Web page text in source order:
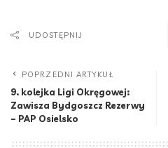
UDOSTĘPNIJ
POPRZEDNI ARTYKUŁ
9. kolejka Ligi Okręgowej:
Zawisza Bydgoszcz Rezerwy
– PAP Osielsko